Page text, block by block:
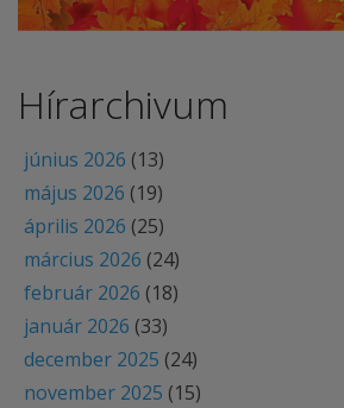
Hírarchivum
június 2026 (13)
május 2026 (19)
április 2026 (25)
március 2026 (24)
február 2026 (18)
január 2026 (33)
december 2025 (24)
november 2025 (15)